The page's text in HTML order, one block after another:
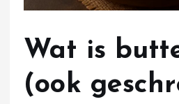
Wat is
(ook